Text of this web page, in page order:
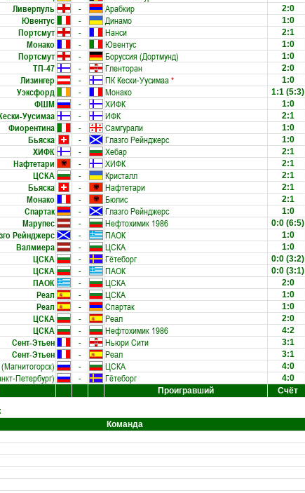
Ливерпуль - Арабкир 2:0
Ювентус - Динамо 1:0
Портсмут - Нанси 2:1
Монако - Ювентус 1:0
Портсмут - Боруссия (Дортмунд) 1:0
ТП-47 - Гленторан 2:0
Лизингер - ПК Кески-Уусимаа* 1:0
Уэксфорд - Монако 1:1 (5:3)
ФШМ - ХИФК 1:0
Уусимаа - ИФК 2:1
Фиорентина - Самгурали 1:0
Бьяска - Глазго Рейнджерс 1:0
ХИФК - Хебар 2:1
Нафтетари - ХИФК 2:1
ЦСКА - Кристалл 2:1
Бьяска - Нафтетари 2:1
Монако - Бюлис 2:1
Спартак - Глазго Рейнджерс 1:0
Марупес - Нефтохимик 1986 0:0 (6:5)
Рейнджерс - ПАОК 1:0
Валмиера - ЦСКА 1:0
ЦСКА - Гётеборг 0:0 (3:2)
ЦСКА - ПАОК 0:0 (3:1)
ПАОК - ЦСКА 2:0
Реал - ЦСКА 1:0
Реал - Спартак 1:0
ЦСКА - Реал 2:0
ЦСКА - Нефтохимик 1986 4:2
Сент-Этьен - Ньюри Сити 3:1
Сент-Этьен - Реал 3:1
(Магнитогорск) - ЦСКА 4:0
Петербург) - Гётеборг 4:0
Проигравший Счёт
Команда